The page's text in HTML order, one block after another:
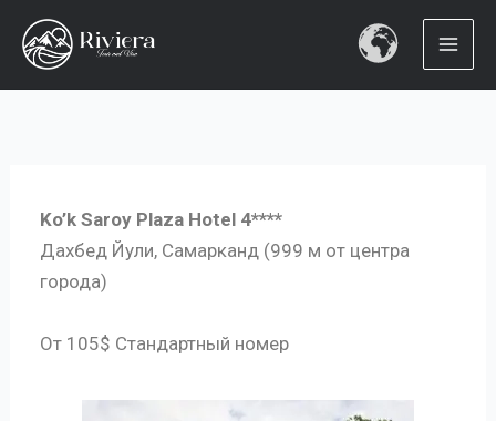
Перейти
содержимому
Ko’k Saroy Plaza Hotel 4****
Дахбед Йули, Самарканд (999 м от центра
города)
От 105$ Стандартный номер